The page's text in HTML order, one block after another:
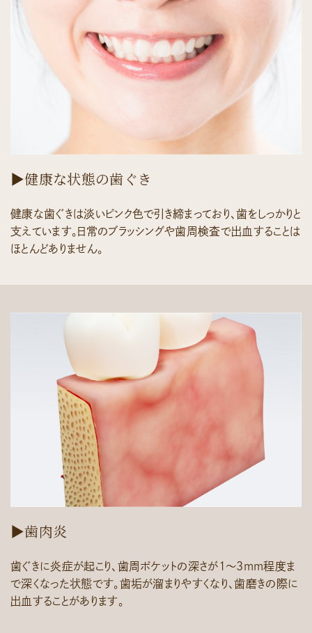
▶健康な状態の歯ぐき
健康な歯ぐきは淡いピンク色で引き締まっており、歯をしっかりと
支えています。日常のブラッシングや歯周検査で出血することは
ほとんどありません。
▶歯肉炎
歯ぐきに炎症が起こり、歯周ポケットの深さが1～3mm程度ま
で深くなった状態です。歯垢が溜まりやすくなり、歯磨きの際に
出血することがあります。